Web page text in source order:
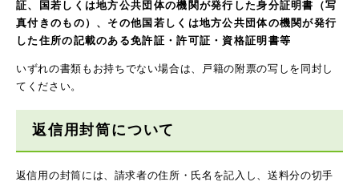
証、国若しくは地方公共団体の機関が発行した身分証明書（写
真付きのもの）、その他国若しくは地方公共団体の機関が発行
した住所の記載のある免許証・許可証・資格証明書等
いずれの書類もお持ちでない場合は、戸籍の附票の写しを同封し
てください。
返信用封筒について
返信用の封筒には、請求者の住所・氏名を記入し、送料分の切手